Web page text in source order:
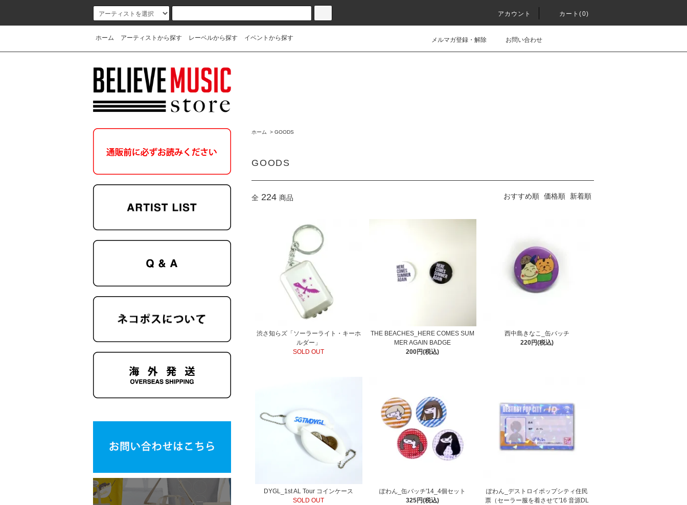
アカウント カート(0)
ホーム アーティストから探す レーベルから探す イベントから探す メルマガ登録・解除 お問い合わせ
ホーム > GOODS
GOODS
全 224 商品 おすすめ順 価格順 新着順
渋さ知らズ「ソーラーライト・キーホ
ルダー」
SOLD OUT
THE BEACHES_HERE COMES SUM
MER AGAIN BADGE
200円(税込)
西中島きなこ_缶バッチ
220円(税込)
DYGL_1st AL Tour コインケース
SOLD OUT
ぽわん_缶バッチ'14_4個セット
325円(税込)
ぽわん_デストロイポップシティ住民
票（セーラー服を着させて'16 音源DL